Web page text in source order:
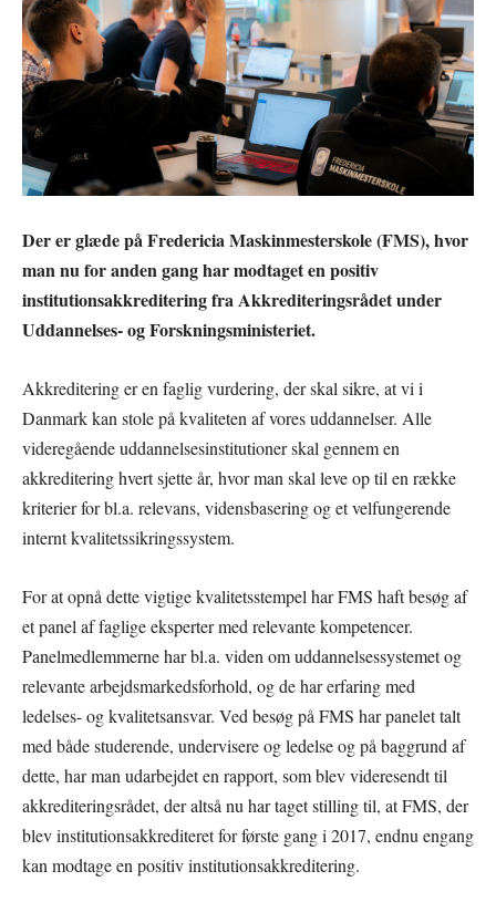
Der er glæde på Fredericia Maskinmesterskole (FMS), hvor
man nu for anden gang har modtaget en positiv
institutionsakkreditering fra Akkrediteringsrådet under
Uddannelses- og Forskningsministeriet.
Akkreditering er en faglig vurdering, der skal sikre, at vi i
Danmark kan stole på kvaliteten af vores uddannelser. Alle
videregående uddannelsesinstitutioner skal gennem en
akkreditering hvert sjette år, hvor man skal leve op til en række
kriterier for bl.a. relevans, vidensbasering og et velfungerende
internt kvalitetssikringssystem.
For at opnå dette vigtige kvalitetsstempel har FMS haft besøg af
et panel af faglige eksperter med relevante kompetencer.
Panelmedlemmerne har bl.a. viden om uddannelsessystemet og
relevante arbejdsmarkedsforhold, og de har erfaring med
ledelses- og kvalitetsansvar. Ved besøg på FMS har panelet talt
med både studerende, undervisere og ledelse og på baggrund af
dette, har man udarbejdet en rapport, som blev videresendt til
akkrediteringsrådet, der altså nu har taget stilling til, at FMS, der
blev institutionsakkrediteret for første gang i 2017, endnu engang
kan modtage en positiv institutionsakkreditering.